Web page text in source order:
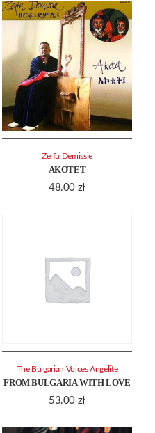
AKOTET
48.00 zł
Zerfu Demissie
FROM BULGARIA WITH LOVE
53.00 zł
The Bulgarian Voices Angelite